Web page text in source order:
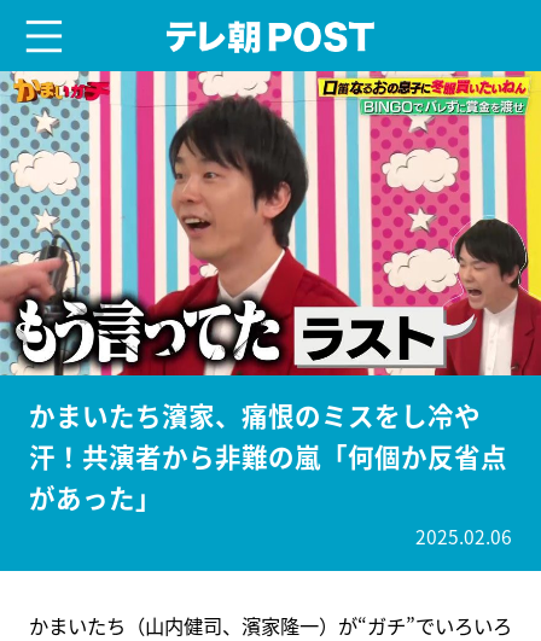
かまいたち濱家、痛恨のミスをし冷や
汗！共演者から非難の嵐「何個か反省点
があった」
2025.02.06
かまいたち（山内健司、濱家隆一）が“ガチ”でいろいろ